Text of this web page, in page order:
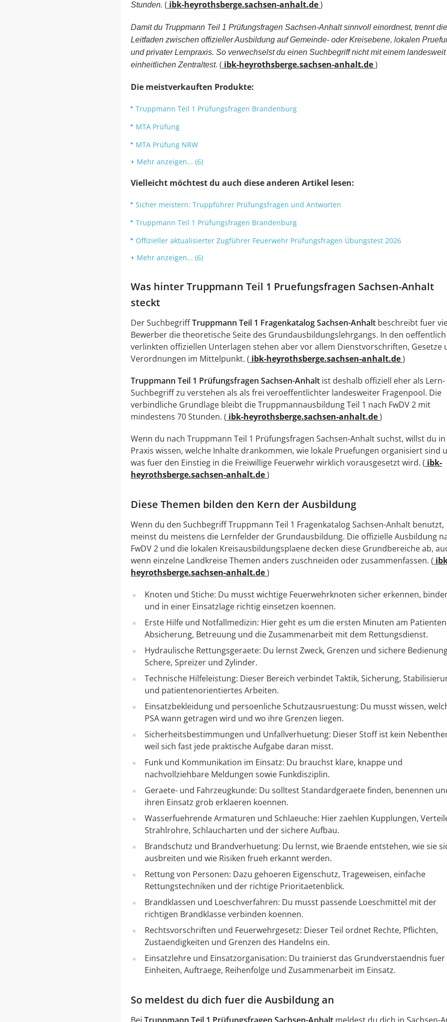
Stunden. ( ibk-heyrothsberge.sachsen-anhalt.de)
Damit du Truppmann Teil 1 Prüfungsfragen Sachsen-Anhalt sinnvoll einordnest, trennt
Leitfaden zwischen offizieller Ausbildung auf Gemeinde- oder Kreisebene, lokalen
und privater Lernpraxis. So verwechselst du einen Suchbegriff nicht mit einem landesweit
einheitlichen Zentraltest. ( ibk-heyrothsberge.sachsen-anhalt.de)
Die meistverkauften Produkte:
Truppmann Teil 1 Prüfungsfragen Brandenburg
MTA Prüfung
MTA Prüfung NRW
Mehr anzeigen... (6)
Vielleicht möchtest du auch diese anderen Artikel lesen:
Sicher meistern: Truppführer Prüfungsfragen und Antworten
Truppmann Teil 1 Prüfungsfragen Brandenburg
Offizieller aktualisierter Zugführer Feuerwehr Prüfungsfragen Übungstest 2026
Mehr anzeigen... (6)
Was hinter Truppmann Teil 1 Pruefungsfragen Sachsen-Anhalt
steckt
Der SuchbegriffTruppmann Teil 1 Fragenkatalog Sachsen-Anhaltbeschreibt fuer
Bewerber die theoretische Seite des Grundausbildungslehrgangs. In den oeffentlich
verlinkten offiziellen Unterlagen stehen aber vor allem Dienstvorschriften, Gesetze
Verordnungen im Mittelpunkt. ( ibk-heyrothsberge.sachsen-anhalt.de)
Truppmann Teil 1 Prüfungsfragen Sachsen-Anhaltist deshalb offiziell eher als
Suchbegriff zu verstehen als als frei veroeffentlichter landesweiter Fragenpool. Die
verbindliche Grundlage bleibt die Truppmannausbildung Teil 1 nach FwDV 2 mit
mindestens 70 Stunden. ( ibk-heyrothsberge.sachsen-anhalt.de)
Wenn du nach Truppmann Teil 1 Prüfungsfragen Sachsen-Anhalt suchst, willst du
Praxis wissen, welche Inhalte drankommen, wie lokale Pruefungen organisiert sind
was fuer den Einstieg in die Freiwillige Feuerwehr wirklich vorausgesetzt wird. ( ibk-
heyrothsberge.sachsen-anhalt.de)
Diese Themen bilden den Kern der Ausbildung
Wenn du den Suchbegriff Truppmann Teil 1 Fragenkatalog Sachsen-Anhalt benutzt,
meinst du meistens die Lernfelder der Grundausbildung. Die offizielle Ausbildung
FwDV 2 und die lokalen Kreisausbildungsplaene decken diese Grundbereiche ab,
wenn einzelne Landkreise Themen anders zuschneiden oder zusammenfassen. (
heyrothsberge.sachsen-anhalt.de)
Knoten und Stiche: Du musst wichtige Feuerwehrknoten sicher erkennen,
und in einer Einsatzlage richtig einsetzen koennen.
Erste Hilfe und Notfallmedizin: Hier geht es um die ersten Minuten am
Absicherung, Betreuung und die Zusammenarbeit mit dem Rettungsdienst.
Hydraulische Rettungsgeraete: Du lernst Zweck, Grenzen und sichere
Schere, Spreizer und Zylinder.
Technische Hilfeleistung: Dieser Bereich verbindet Taktik, Sicherung,
und patientenorientiertes Arbeiten.
Einsatzbekleidung und persoenliche Schutzausruestung: Du musst wissen,
PSA wann getragen wird und wo ihre Grenzen liegen.
Sicherheitsbestimmungen und Unfallverhuetung: Dieser Stoff ist kein
weil sich fast jede praktische Aufgabe daran misst.
Funk und Kommunikation im Einsatz: Du brauchst klare, knappe und
nachvollziehbare Meldungen sowie Funkdisziplin.
Geraete- und Fahrzeugkunde: Du solltest Standardgeraete finden, benennen
ihren Einsatz grob erklaeren koennen.
Wasserfuehrende Armaturen und Schlaeuche: Hier zaehlen Kupplungen,
Strahlrohre, Schlaucharten und der sichere Aufbau.
Brandschutz und Brandverhuetung: Du lernst, wie Braende entstehen, wie sie
ausbreiten und wie Risiken frueh erkannt werden.
Rettung von Personen: Dazu gehoeren Eigenschutz, Trageweisen, einfache
Rettungstechniken und der richtige Prioritaetenblick.
Brandklassen und Loeschverfahren: Du musst passende Loeschmittel mit der
richtigen Brandklasse verbinden koennen.
Rechtsvorschriften und Feuerwehrgesetz: Dieser Teil ordnet Rechte, Pflichten,
Zustaendigkeiten und Grenzen des Handelns ein.
Einsatzlehre und Einsatzorganisation: Du trainierst das Grundverstaendnis fuer
Einheiten, Auftraege, Reihenfolge und Zusammenarbeit im Einsatz.
So meldest du dich fuer die Ausbildung an